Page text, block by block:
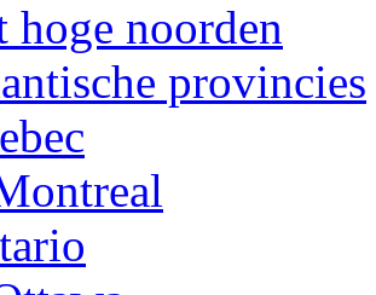
hoge noorden
provincies